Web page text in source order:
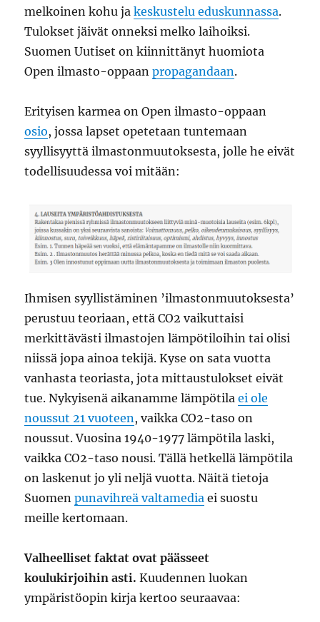
melkoinen kohu jakeskustelu eduskunnassa.
Tulokset jäivät onneksi melko laihoiksi.
Suomen Uutiset on kiinnittänyt huomiota
Open ilmasto-oppaanpropagandaan.
Erityisen karmea on Open ilmasto-oppaan
osio, jossa lapset opetetaan tuntemaan
syyllisyyttä ilmastonmuutoksesta, jolle he eivät
todellisuudessa voi mitään:
Ihmisen syyllistäminen ’ilmastonmuutoksesta’
perustuu teoriaan, että CO2 vaikuttaisi
merkittävästi ilmastojen lämpötiloihin tai olisi
niissä jopa ainoa tekijä. Kyse on sata vuotta
vanhasta teoriasta, jota mittaustulokset eivät
tue. Nykyisenä aikanamme lämpötilaei ole
noussut 21 vuoteen , vaikka CO2-taso on
noussut. Vuosina 1940-1977 lämpötila laski,
vaikka CO2-taso nousi. Tällä hetkellä lämpötila
on laskenut jo yli neljä vuotta. Näitä tietoja
Suomenpunavihreä valtamedia ei suostu
meille kertomaan.
Valheelliset faktat ovat päässeet
koulukirjoihin asti. Kuudennen luokan
ympäristöopin kirja kertoo seuraavaa: